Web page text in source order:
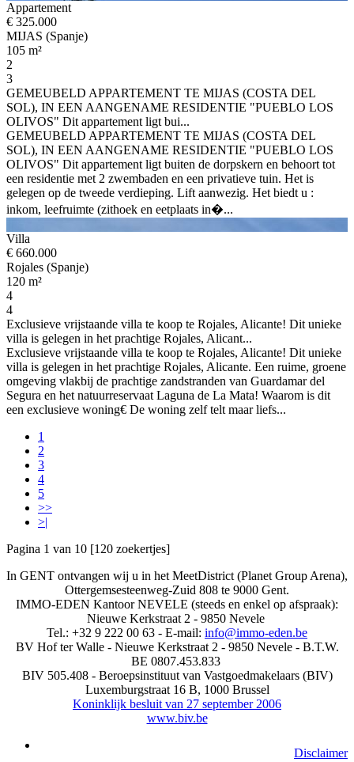
Appartement
€ 325.000
MIJAS (Spanje)
105 m²
2
3
GEMEUBELD APPARTEMENT TE MIJAS (COSTA DEL
SOL), IN EEN AANGENAME RESIDENTIE "PUEBLO LOS
OLIVOS" Dit appartement ligt bui...
GEMEUBELD APPARTEMENT TE MIJAS (COSTA DEL
SOL), IN EEN AANGENAME RESIDENTIE "PUEBLO LOS
OLIVOS" Dit appartement ligt buiten de dorpskern en behoort tot
een residentie met 2 zwembaden en een privatieve tuin. Het is
gelegen op de tweede verdieping. Lift aanwezig. Het biedt u :
inkom, leefruimte (zithoek en eetplaats in�...
Villa
€ 660.000
Rojales (Spanje)
120 m²
4
4
Exclusieve vrijstaande villa te koop te Rojales, Alicante! Dit unieke
villa is gelegen in het prachtige Rojales, Alicant...
Exclusieve vrijstaande villa te koop te Rojales, Alicante! Dit unieke
villa is gelegen in het prachtige Rojales, Alicante. Een ruime, groene
omgeving vlakbij de prachtige zandstranden van Guardamar del
Segura en het natuurreservaat Laguna de La Mata! Waarom is dit
een exclusieve woning€ De woning zelf telt maar liefs...
1
2
3
4
5
>>
>|
Pagina 1 van 10 [120 zoekertjes]
In GENT ontvangen wij u in het MeetDistrict (Planet Group Arena),
Ottergemsesteenweg-Zuid 808 te 9000 Gent.
IMMO-EDEN Kantoor NEVELE (steeds en enkel op afspraak):
Nieuwe Kerkstraat 2 - 9850 Nevele
Tel.: +32 9 222 00 63 - E-mail: info@immo-eden.be
BV Hof ter Walle - Nieuwe Kerkstraat 2 - 9850 Nevele - B.T.W.
BE 0807.453.833
BIV 505.408 - Beroepsinstituut van Vastgoedmakelaars (BIV)
Luxemburgstraat 16 B, 1000 Brussel
Koninklijk besluit van 27 september 2006
www.biv.be
Disclaimer